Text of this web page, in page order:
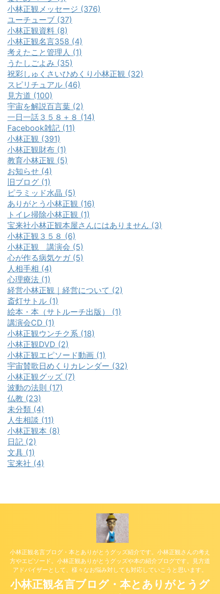
小林正観メッセージ (376)
ユーチューブ (37)
小林正観資料 (8)
小林正観名言358 (4)
考えたこと管理人 (1)
うたしごよみ (35)
祝彩しゅくさいひめくり小林正観 (32)
スピリチュアル (46)
見方道 (100)
宇宙を解説百言葉 (2)
一日一話３５８＋８ (14)
Facebook雑記 (11)
小林正観 (391)
小林正観財布 (1)
教育小林正観 (5)
お知らせ (4)
旧ブログ (1)
ピラミッド水晶 (5)
ありがとう小林正観 (16)
トイレ掃除小林正観 (1)
宝来社小林正観本屋さんにはありません (3)
小林正観３５８ (6)
小林正観 講演会 (5)
心が作る病気ケガ (5)
人相手相 (4)
心理療法 (1)
経営小林正観｜経営について (2)
斎灯サトル (1)
絵本・本（サトルーチ出版） (1)
講演会CD (1)
小林正観ウンチク系 (18)
小林正観DVD (2)
小林正観エピソード動画 (1)
宇宙賛歌日めくりカレンダー (32)
小林正観グッズ (7)
波動の法則 (17)
仏教 (23)
未分類 (4)
人生相談 (11)
小林正観本 (8)
日記 (2)
文具 (1)
宝来社 (4)
小林正観名言ブログ・本とありがとうグッズ紹介です。小林正観さんの考え
方やエピソード。小林正観ありがとうグッズや本の紹介ブログです。見方道
アドバイザーとして、様々なお悩み対しても対応していこうと思います。
小林正観名言ブログ・本とありがとうグ